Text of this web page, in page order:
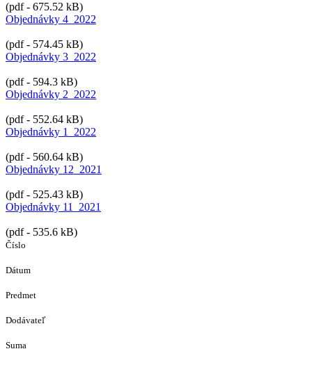
(pdf - 675.52 kB)
Objednávky 4_2022
(pdf - 574.45 kB)
Objednávky 3_2022
(pdf - 594.3 kB)
Objednávky 2_2022
(pdf - 552.64 kB)
Objednávky 1_2022
(pdf - 560.64 kB)
Objednávky 12_2021
(pdf - 525.43 kB)
Objednávky 11_2021
(pdf - 535.6 kB)
Číslo
Dátum
Predmet
Dodávateľ
Suma